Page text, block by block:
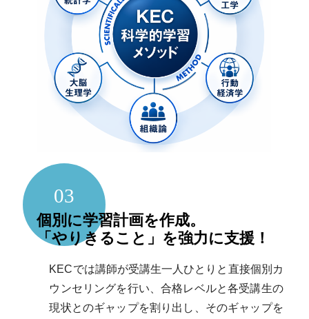
03
個別に学習計画を作成。
「やりきること」を強力に支援！
KECでは講師が受講生一人ひとりと直接個別カ
ウンセリングを行い、合格レベルと各受講生の
現状とのギャップを割り出し、そのギャップを